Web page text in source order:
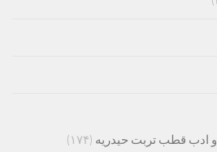
ادب قطب تربت حیدریه (۱۷۴)